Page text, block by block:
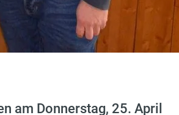
am Donnerstag, 25. April